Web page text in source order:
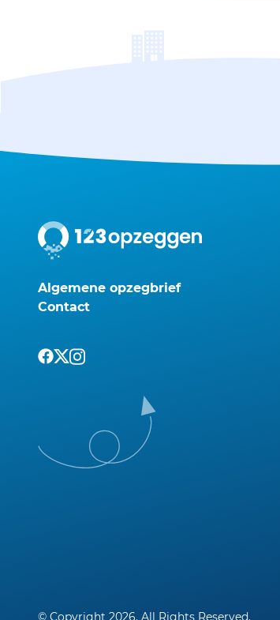
Algemene opzegbrief
Contact
© Copyright 2026. All Rights Reserved.